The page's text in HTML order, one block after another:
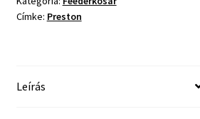
Címke: Preston
Leírás